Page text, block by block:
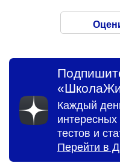
Каждый
интересных
тестов и
Перейти в